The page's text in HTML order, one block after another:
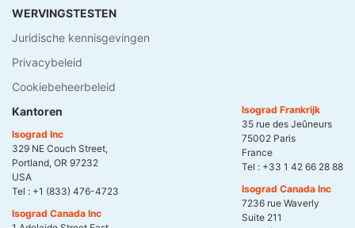
WERVINGSTESTEN
Juridische kennisgevingen
Privacybeleid
Cookiebeheerbeleid
Kantoren
Isograd Inc
329 NE Couch Street,
Portland, OR 97232
USA
Tel : +1 (833) 476-4723
Isograd Canada Inc
Isograd Frankrijk
35 rue des Jeûneurs
75002 Paris
France
Tel : +33 1 42 66 28 88
Isograd Canada Inc
7236 rue Waverly
Suite 211